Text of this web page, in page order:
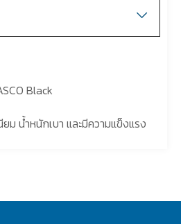
Black
น้ำหนักเบา และมีความแข็งแรง